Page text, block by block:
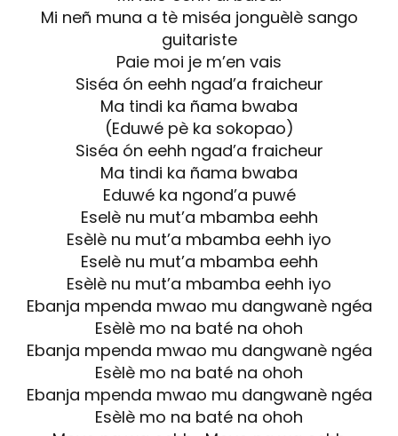
Mi neñ muna a tè miséa jonguèlè sango
guitariste
Paie moi je m’en vais
Siséa ón eehh ngad’a fraicheur
Ma tindi ka ñama bwaba
(Eduwé pè ka sokopao)
Siséa ón eehh ngad’a fraicheur
Ma tindi ka ñama bwaba
Eduwé ka ngond’a puwé
Eselè nu mut’a mbamba eehh
Esèlè nu mut’a mbamba eehh iyo
Eselè nu mut’a mbamba eehh
Esèlè nu mut’a mbamba eehh iyo
Ebanja mpenda mwao mu dangwanè ngéa
Esèlè mo na baté na ohoh
Ebanja mpenda mwao mu dangwanè ngéa
Esèlè mo na baté na ohoh
Ebanja mpenda mwao mu dangwanè ngéa
Esèlè mo na baté na ohoh